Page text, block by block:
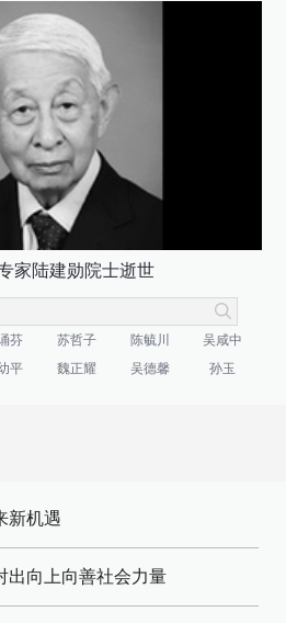
家陆建勋院士逝世
芬 苏哲子 陈毓川
吴咸中
平 魏正耀 吴德馨 孙玉
新机遇
出向上向善社会力量